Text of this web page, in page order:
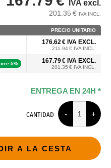
PRECIO UNITARIO
176.62 € IVA EXCL.
211.94 € IVA INCL.
5% 167.79 € IVA EXCL.
201.35 € IVA INCL.
ENTREGA EN 24H *
IVA excl.
201.35 € IVA INCL.
CANTIDAD
A LA CESTA